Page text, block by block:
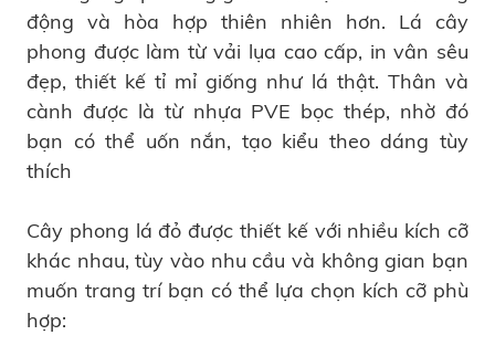
động và hòa hợp thiên nhiên hơn. Lá cây
phong được làm từ vải lụa cao cấp, in vân sêu
đẹp, thiết kế tỉ mỉ giống như lá thật. Thân và
cành được là từ nhựa PVE bọc thép, nhờ đó
bạn có thể uốn nắn, tạo kiểu theo dáng tùy
thích
Cây phong lá đỏ được thiết kế với nhiều kích cỡ
khác nhau, tùy vào nhu cầu và không gian bạn
muốn trang trí bạn có thể lựa chọn kích cỡ phù
hợp: